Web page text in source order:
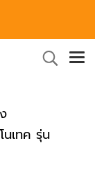
นเทค รุ่น